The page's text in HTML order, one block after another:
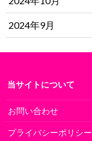
2024年9月
当サイトについて
お問い合わせ
プライバシーポリシー